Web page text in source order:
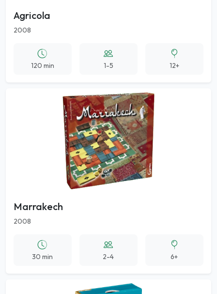
Agricola
2008
120 min 1-5 12+
Marrakech
2008
30 min 2-4 6+